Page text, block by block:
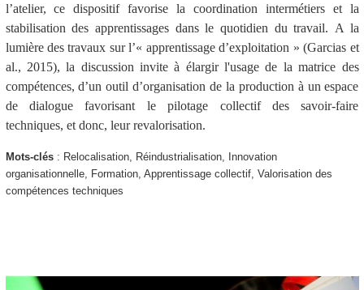
l’atelier, ce dispositif favorise la coordination intermétiers et la
stabilisation des apprentissages dans le quotidien du travail. A la
lumière des travaux sur l’« apprentissage d’exploitation » (Garcias et
al., 2015), la discussion invite à élargir l'usage de la matrice des
compétences, d’un outil d’organisation de la production à un espace
de dialogue favorisant le pilotage collectif des savoir-faire
techniques, et donc, leur revalorisation.
Mots-clés: Relocalisation, Réindustrialisation, Innovation
organisationnelle, Formation, Apprentissage collectif, Valorisation des
compétences techniques